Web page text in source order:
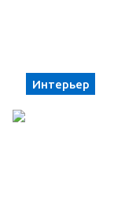
Интерьер